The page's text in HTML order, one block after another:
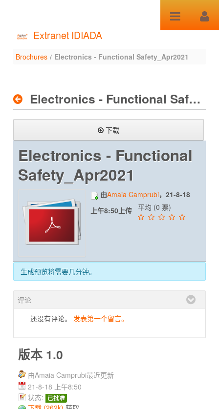
Extranet IDIADA
Brochures
Brochures / Electronics - Functional Safety_Apr2021
Electronics - Functional Safety_Apr2021
下载
Electronics - Functional
Safety_Apr2021
由Amaia Camprubi，21-8-18
上午8:50上传 平均 (0 票)
生成预览将需要几分钟。
评论
还没有评论。 发表第一个留言。
版本 1.0
由Amaia Camprubi最近更新
21-8-18 上午8:50
状态: 已批准